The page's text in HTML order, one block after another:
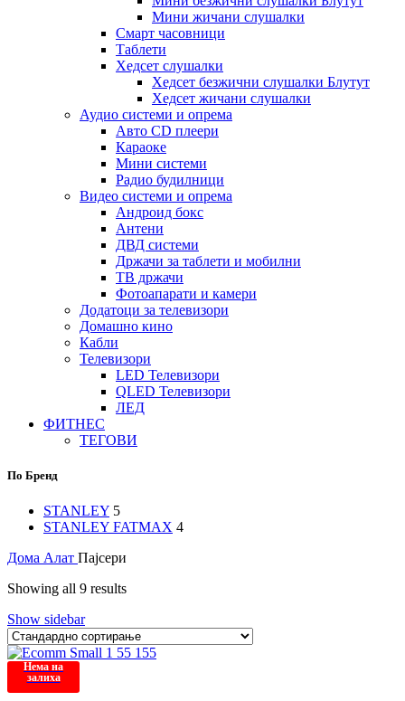
Мини жичани слушалки
Смарт часовници
Таблети
Хедсет слушалки
Хедсет безжични слушалки Блутут
Хедсет жичани слушалки
Аудио системи и опрема
Авто CD плеери
Караоке
Мини системи
Радио будилници
Видео системи и опрема
Андроид бокс
Антени
ДВД системи
Држачи за таблети и мобилни
ТВ држачи
Фотоапарати и камери
Додатоци за телевизори
Домашно кино
Кабли
Телевизори
LED Телевизори
QLED Телевизори
ЛЕД
ФИТНЕС
ТЕГОВИ
По Бренд
STANLEY 5
STANLEY FATMAX 4
Дома Алат Пајсери
Showing all 9 results
Show sidebar
Нема на
залиха